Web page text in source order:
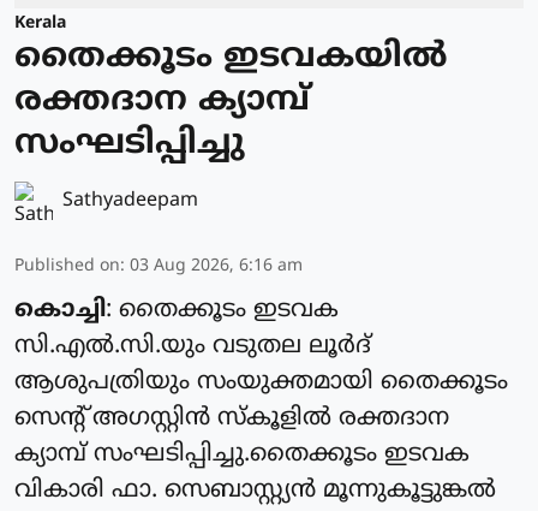
Kerala
തൈക്കൂടം ഇടവകയിൽ
രക്തദാന ക്യാമ്പ്
സംഘടിപ്പിച്ചു
Sathyadeepam
Published on: 03 Aug 2026, 6:16 am
കൊച്ചി: തൈക്കൂടം ഇടവക
സി.എൽ.സി.യും വടുതല ലൂർദ്
ആശുപത്രിയും സംയുക്തമായി തൈക്കൂടം
സെന്റ് അഗസ്റ്റിൻ സ്കൂളിൽ രക്തദാന
ക്യാമ്പ് സംഘടിപ്പിച്ചു.തൈക്കൂടം ഇടവക
വികാരി ഫാ. സെബാസ്റ്റ്യൻ മൂന്നുകൂട്ടുങ്കൽ